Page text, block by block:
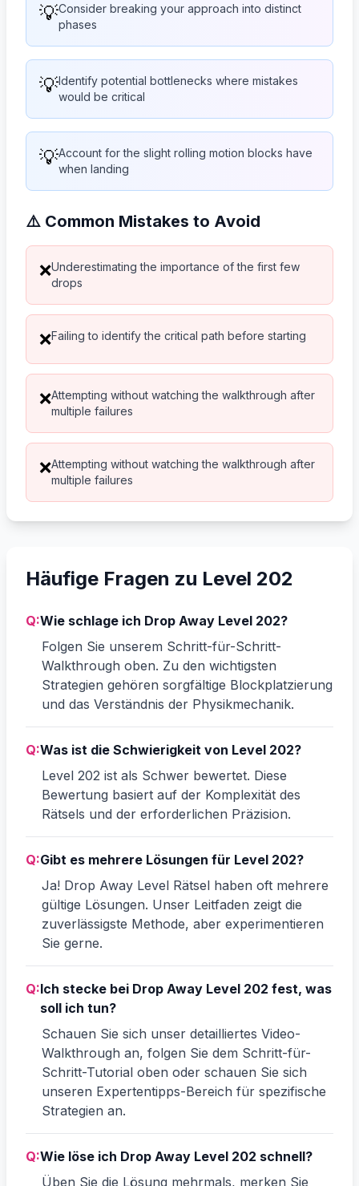
💡Consider breaking your approach into distinct
phases
💡Identify potential bottlenecks where mistakes
would be critical
💡Account for the slight rolling motion blocks have
when landing
⚠️ Common Mistakes to Avoid
❌Underestimating the importance of the first few
drops
❌Failing to identify the critical path before starting
❌Attempting without watching the walkthrough after
multiple failures
❌Attempting without watching the walkthrough after
multiple failures
Häufige Fragen zu Level 202
Q:Wie schlage ich Drop Away Level 202?
Folgen Sie unserem Schritt-für-Schritt-
Walkthrough oben. Zu den wichtigsten
Strategien gehören sorgfältige Blockplatzierung
und das Verständnis der Physikmechanik.
Q:Was ist die Schwierigkeit von Level 202?
Level 202 ist als Schwer bewertet. Diese
Bewertung basiert auf der Komplexität des
Rätsels und der erforderlichen Präzision.
Q:Gibt es mehrere Lösungen für Level 202?
Ja! Drop Away Level Rätsel haben oft mehrere
gültige Lösungen. Unser Leitfaden zeigt die
zuverlässigste Methode, aber experimentieren
Sie gerne.
Q:Ich stecke bei Drop Away Level 202 fest, was
soll ich tun?
Schauen Sie sich unser detailliertes Video-
Walkthrough an, folgen Sie dem Schritt-für-
Schritt-Tutorial oben oder schauen Sie sich
unseren Expertentipps-Bereich für spezifische
Strategien an.
Q:Wie löse ich Drop Away Level 202 schnell?
Üben Sie die Lösung mehrmals, merken Sie